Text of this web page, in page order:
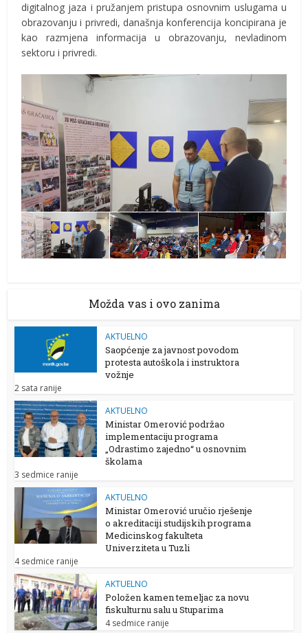
digitalnog jaza i pružanjem pristupa osnovnim uslugama u
obrazovanju i privredi, današnja konferencija koncipirana je
kao razmjena informacija u obrazovanju, nevladinom
sektoru i privredi.
Možda vas i ovo zanima
AKTUELNO
Saopćenje za javnost povodom
protesta autoškola i instruktora
vožnje
2 sata ranije
AKTUELNO
Ministar Omerović podržao
implementaciju programa
„Odrastimo zajedno“ u osnovnim
školama
3 sedmice ranije
AKTUELNO
Ministar Omerović uručio rješenje
o akreditaciji studijskih programa
Medicinskog fakulteta
Univerziteta u Tuzli
4 sedmice ranije
AKTUELNO
Položen kamen temeljac za novu
fiskulturnu salu u Stuparima
4 sedmice ranije